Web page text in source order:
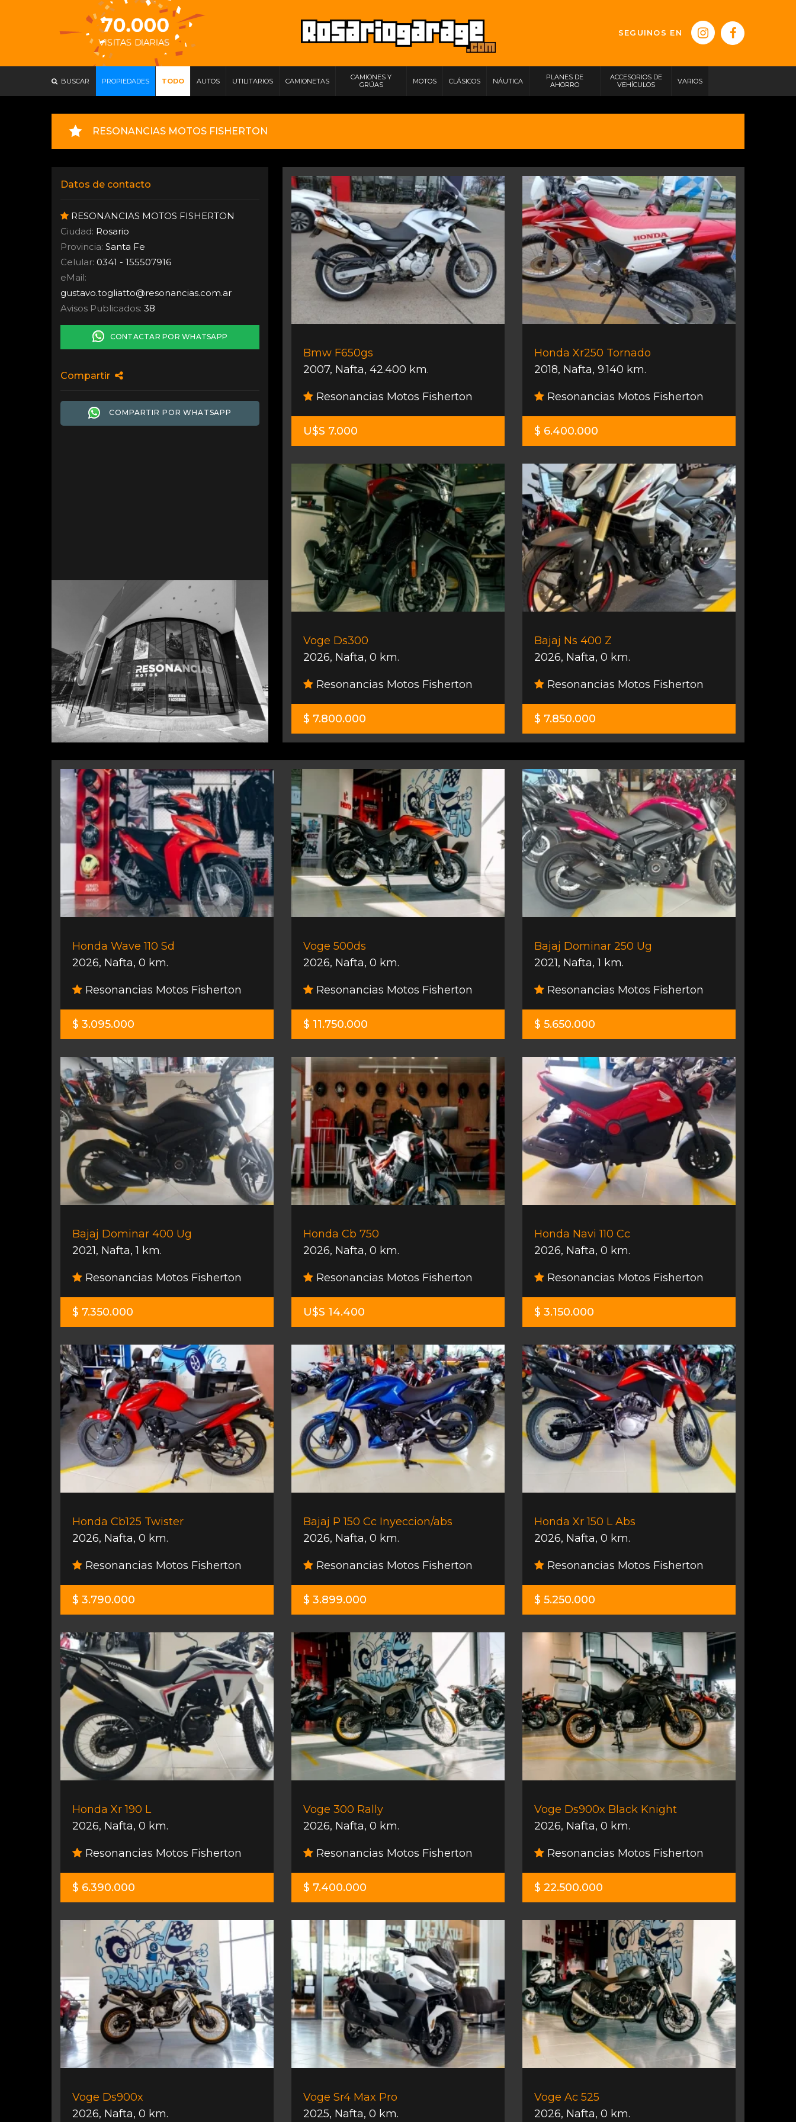
SEGUINOS EN
BUSCAR PROPIEDADES TODO AUTOS UTILITARIOS CAMIONETAS
CAMIONES Y
GRÚAS
MOTOS CLÁSICOS NÁUTICA
PLANES DE
AHORRO
ACCESORIOS DE
VEHÍCULOS
VARIOS
RESONANCIAS MOTOS FISHERTON
Datos de contacto
RESONANCIAS MOTOS FISHERTON
Ciudad: Rosario
Provincia: Santa Fe
Celular: 0341 - 155507916
eMail:
gustavo.togliatto@resonancias.com.ar
Avisos Publicados: 38
CONTACTAR POR WHATSAPP
Compartir
COMPARTIR POR WHATSAPP
Bmw F650gs
2007, Nafta, 42.400 km.
Resonancias Motos Fisherton
U$S 7.000
Honda Xr250 Tornado
2018, Nafta, 9.140 km.
Resonancias Motos Fisherton
$ 6.400.000
Voge Ds300
2026, Nafta, 0 km.
Resonancias Motos Fisherton
$ 7.800.000
Bajaj Ns 400 Z
2026, Nafta, 0 km.
Resonancias Motos Fisherton
$ 7.850.000
Honda Wave 110 Sd
2026, Nafta, 0 km.
Resonancias Motos Fisherton
$ 3.095.000
Voge 500ds
2026, Nafta, 0 km.
Resonancias Motos Fisherton
$ 11.750.000
Bajaj Dominar 250 Ug
2021, Nafta,1 km.
Resonancias Motos Fisherton
$ 5.650.000
Bajaj Dominar 400 Ug
2021, Nafta,1 km.
Resonancias Motos Fisherton
$ 7.350.000
Honda Cb 750
2026, Nafta, 0 km.
Resonancias Motos Fisherton
U$S 14.400
Honda Navi 110 Cc
2026, Nafta, 0 km.
Resonancias Motos Fisherton
$ 3.150.000
Honda Cb125 Twister
2026, Nafta, 0 km.
Resonancias Motos Fisherton
$ 3.790.000
Bajaj P 150 Cc Inyeccion/abs
2026, Nafta, 0 km.
Resonancias Motos Fisherton
$ 3.899.000
Honda Xr 150 L Abs
2026, Nafta, 0 km.
Resonancias Motos Fisherton
$ 5.250.000
Honda Xr 190 L
2026, Nafta, 0 km.
Resonancias Motos Fisherton
$ 6.390.000
Voge 300 Rally
2026, Nafta, 0 km.
Resonancias Motos Fisherton
$ 7.400.000
Voge Ds900x Black Knight
2026, Nafta, 0 km.
Resonancias Motos Fisherton
$ 22.500.000
Voge Ds900x
2026, Nafta, 0 km.
Voge Sr4 Max Pro
2025, Nafta, 0 km.
Voge Ac 525
2026, Nafta, 0 km.